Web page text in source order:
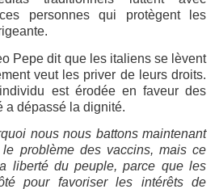
personnes qui protègent les
Pepe dit que les italiens se lèvent
veut les priver de leurs droits.
est érodée en faveur des
a dépassé la dignité.
nous nous battons maintenant
le problème des vaccins, mais ce
liberté du peuple, parce que les
pour favoriser les intérêts de